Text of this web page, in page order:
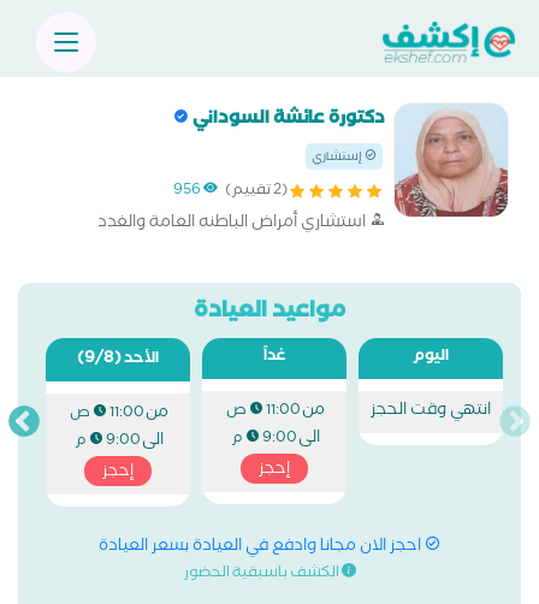
دكتورة عائشة السوداني
إستشاري
(2 تقييم) 956
استشاري أمراض الباطنه العامة والغدد
مواعيد العيادة
اليوم
انتهي وقت الحجز
غداً
من11:00 ص
الى9:00 م
إحجز
الأحد(9/8)
من11:00 ص
الى9:00 م
إحجز
احجز الان مجانا وادفع في العيادة بسعر العيادة
الكشف باسبقية الحضور